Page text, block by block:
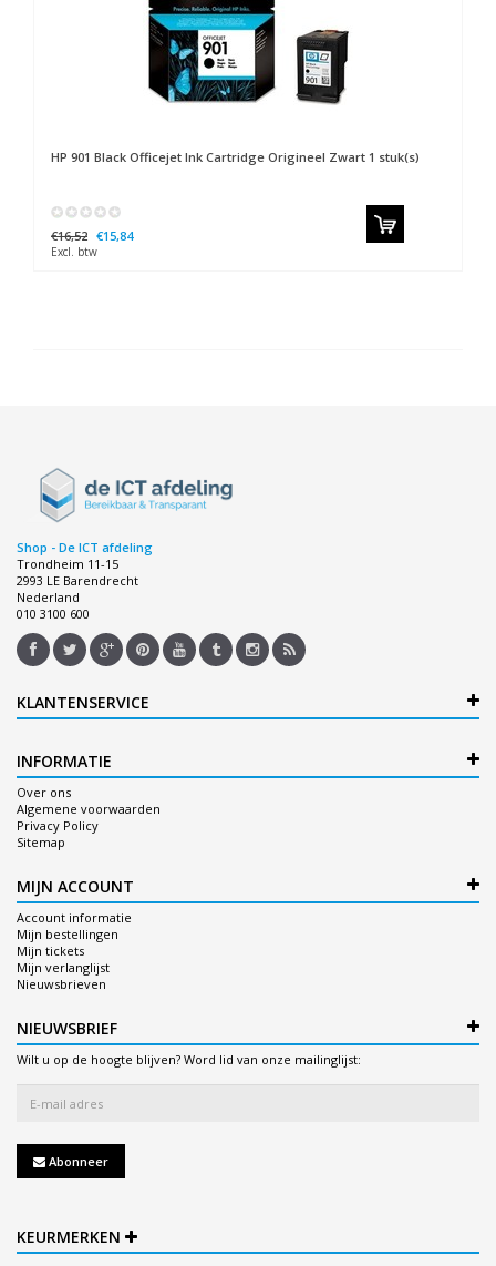
HP 901 Black Officejet Ink Cartridge Origineel Zwart 1 stuk(s)
€16,52 €15,84
Excl. btw
Shop - De ICT afdeling
Trondheim 11-15
2993 LE Barendrecht
Nederland
010 3100 600
KLANTENSERVICE
INFORMATIE
Over ons
Algemene voorwaarden
Privacy Policy
Sitemap
MIJN ACCOUNT
Account informatie
Mijn bestellingen
Mijn tickets
Mijn verlanglijst
Nieuwsbrieven
NIEUWSBRIEF
Wilt u op de hoogte blijven? Word lid van onze mailinglijst:
Abonneer
KEURMERKEN